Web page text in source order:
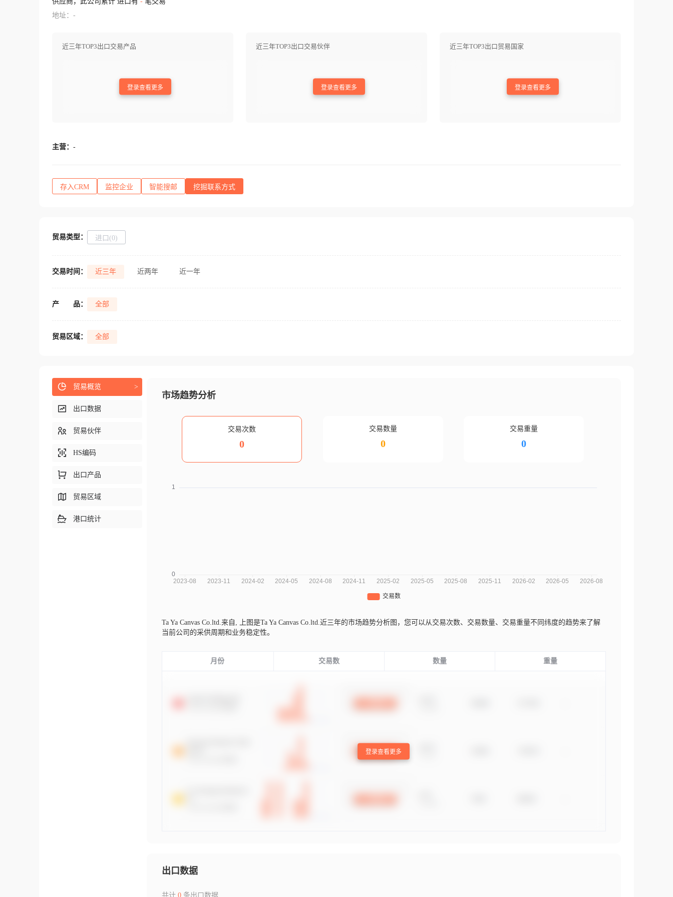
地址：-
近三年TOP3出口交易产品
登录查看更多
近三年TOP3出口交易伙伴
登录查看更多
近三年TOP3出口贸易国家
登录查看更多
主营： -
存入CRM 监控企业 智能搜邮 挖掘联系方式
贸易类型： 进口(0)
交易时间： 近三年 近两年 近一年
产 品： 全部
贸易区域： 全部
市场趋势分析
交易次数
0
交易数量
0
交易重量
0
Ta Ya Canvas Co.ltd.来自,
上图是Ta Ya Canvas Co.ltd.近三年的市场趋势分析图，您可以从交易次数、交易数量、交易重量不同纬度的趋势来了解
当前公司的采供周期和业务稳定性。
月份 交易数 数量 重量
登录查看更多
出口数据
共计 0条出口数据
贸易概览 >
出口数据
贸易伙伴
HS编码
出口产品
贸易区域
港口统计